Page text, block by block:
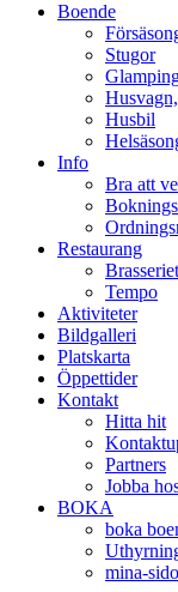
Boende
Stugor
Husbil
Info
Bra att
Restaurang
Brasseriet
Tempo
Aktiviteter
Bildgalleri
Platskarta
Öppettider
Kontakt
Hitta hit
Partners
Jobba
BOKA
boka
mina-